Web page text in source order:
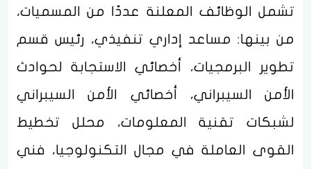
تشمل الوظائف المعلنة عددًا من المسميات،
من بينها: مساعد إداري تنفيذي، رئيس قسم
تطوير البرمجيات، أخصائي الاستجابة لحوادث
الأمن السيبراني، أخصائي الأمن السيبراني
لشبكات تقنية المعلومات، محلل تخطيط
القوى العاملة في مجال التكنولوجيا، فني